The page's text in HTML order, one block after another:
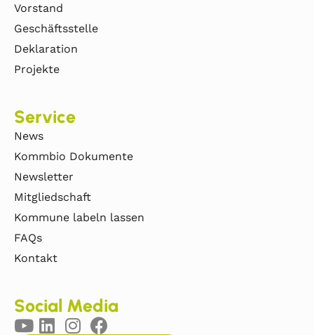
Vorstand
Geschäftsstelle
Deklaration
Projekte
Service
News
Kommbio Dokumente
Newsletter
Mitgliedschaft
Kommune labeln lassen
FAQs
Kontakt
Social Media